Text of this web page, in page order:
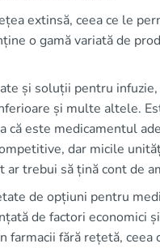
extinsă, ceea ce le
o gamă variată de
și soluții pentru
și multe altele.
că este medicamentul
dar micile
ar trebui să țină cont de
de opțiuni pentru
de factori economici
fără rețetă, ceea